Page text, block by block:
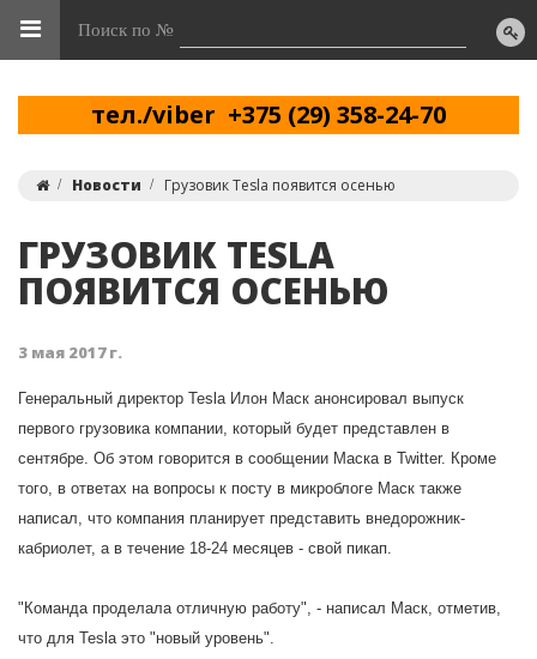
Поиск по №
тел./viber +375 (29) 358-24-70
Новости Грузовик Tesla появится осенью
ГРУЗОВИК TESLA
ПОЯВИТСЯ ОСЕНЬЮ
3 мая 2017 г.
Генеральный директор Tesla Илон Маск анонсировал выпуск
первого грузовика компании, который будет представлен в
сентябре. Об этом говорится в сообщении Маска в Twitter. Кроме
того, в ответах на вопросы к посту в микроблоге Маск также
написал, что компания планирует представить внедорожник-
кабриолет, а в течение 18-24 месяцев - свой пикап.
"Команда проделала отличную работу", - написал Маск, отметив,
что для Tesla это "новый уровень".